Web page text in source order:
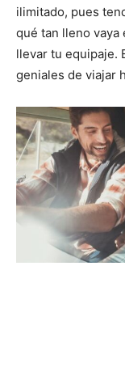
ilimitado, pues
qué tan lleno vaya
llevar tu equipaje.
geniales de viajar